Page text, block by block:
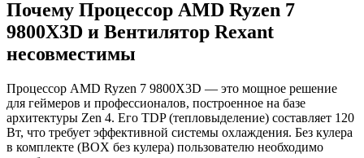
Почему Процессор AMD Ryzen 7
9800X3D и Вентилятор Rexant
несовместимы
Процессор AMD Ryzen 7 9800X3D — это мощное решение
для геймеров и профессионалов, построенное на базе
архитектуры Zen 4. Его TDP (тепловыделение) составляет 120
Вт, что требует эффективной системы охлаждения. Без кулера
в комплекте (BOX без кулера) пользователю необходимо